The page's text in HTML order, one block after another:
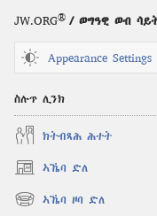
JW.ORG® / ወግዓዊ ወብ
Appearance Settings
ስሉጥ ሊንክ
ክትብጻሕ ሕተት
ኣኼባ ድለ
(opens
new
window)
ኣኼባ ዞባ ድለ
(opens